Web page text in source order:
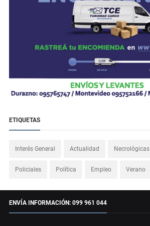
ETIQUETAS
Interés General Actualidad Necrológicas
Policiales Política Empleo Verano
ENVÍA INFORMACIÓN: 099 961 044